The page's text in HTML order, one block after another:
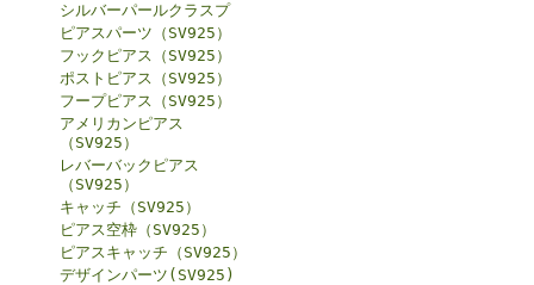
シルバーパールクラスプ
ピアスパーツ（SV925）
フックピアス（SV925）
ポストピアス（SV925）
フープピアス（SV925）
アメリカンピアス
（SV925）
レバーバックピアス
（SV925）
キャッチ（SV925）
ピアス空枠（SV925）
ピアスキャッチ（SV925）
デザインパーツ(SV925)